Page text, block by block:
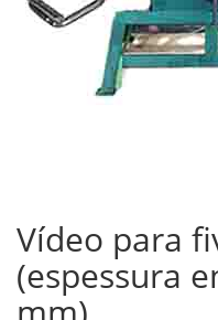
Vídeo para
(espessura